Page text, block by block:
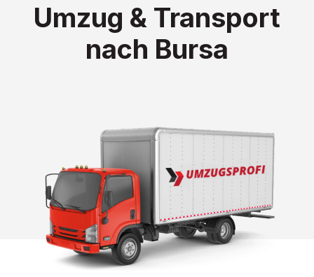
Umzug & Transport
nach Bursa